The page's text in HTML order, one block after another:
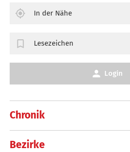
Chronik
Bezirke
In der Nähe
Lesezeichen
Login